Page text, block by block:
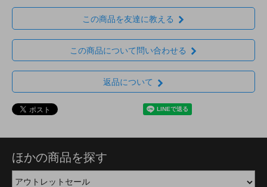
この商品を友達に教える
この商品について問い合わせる
返品について
ほかの商品を探す